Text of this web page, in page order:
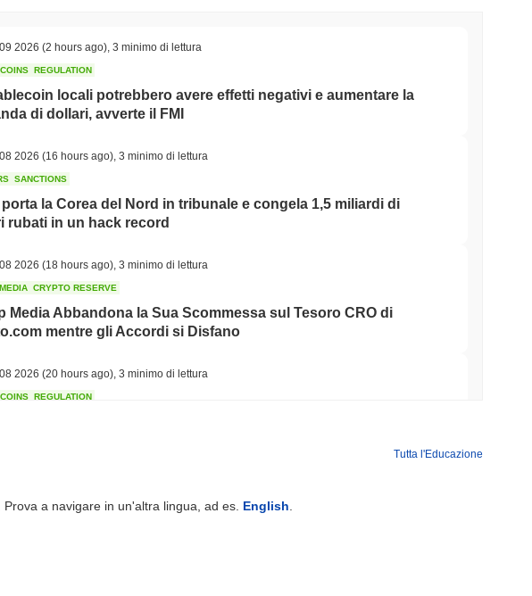
2026 (2 hours ago) 3 minimo di lettura
REGULATION
locali potrebbero avere effetti negativi e aumentare la
di dollari, avverte il FMI
2026 (16 hours ago) 3 minimo di lettura
SANCTIONS
la Corea del Nord in tribunale e congela 1,5 miliardi di
rubati in un hack record
2026 (18 hours ago) 3 minimo di lettura
CRYPTO RESERVE
Media Abbandona la Sua Scommessa sul Tesoro CRO di
mentre gli Accordi si Disfano
2026 (20 hours ago) 3 minimo di lettura
REGULATION
DEFI
Tutta l'Educazione
a navigare in un'altra lingua, ad es. English